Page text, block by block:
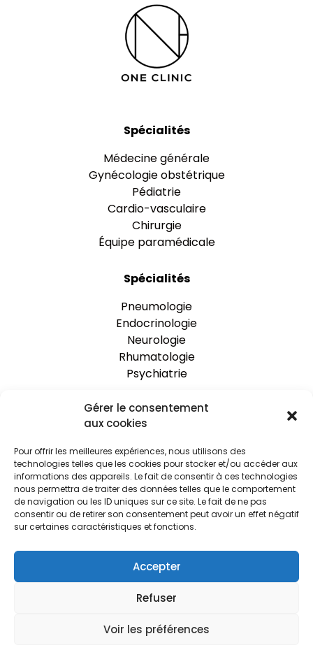
Gérer le consentement
aux cookies
Pour offrir les meilleures expériences, nous utilisons des
technologies telles que les cookies pour stocker et/ou accéder aux
informations des appareils. Le fait de consentir à ces technologies
nous permettra de traiter des données telles que le comportement
de navigation ou les ID uniques sur ce site. Le fait de ne pas
consentir ou de retirer son consentement peut avoir un effet négatif
sur certaines caractéristiques et fonctions.
Accepter
Refuser
Voir les préférences
Spécialités
Médecine générale
Gynécologie obstétrique
Pédiatrie
Cardio-vasculaire
Chirurgie
Équipe paramédicale
Spécialités
Pneumologie
Endocrinologie
Neurologie
Rhumatologie
Psychiatrie
One Clinic
Rejoignez-nous
Espace praticien
Actualités
Le Blog
FAQ
Mentions légales
Contact